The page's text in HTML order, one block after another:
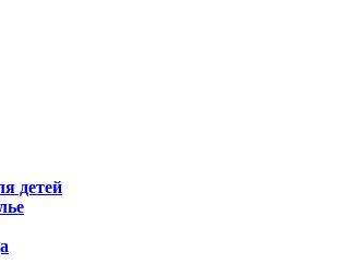
детей